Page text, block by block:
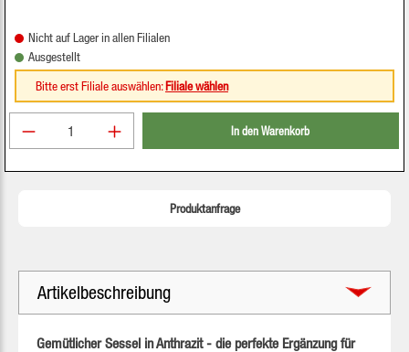
Nicht auf Lager in allen Filialen
Ausgestellt
Bitte erst Filiale auswählen:Filiale wählen
Produkt Anzahl: Gib den gewünschten Wert ein
In den Warenkorb
Produktanfrage
Artikelbeschreibung
Gemütlicher Sessel in Anthrazit - die perfekte Ergänzung für